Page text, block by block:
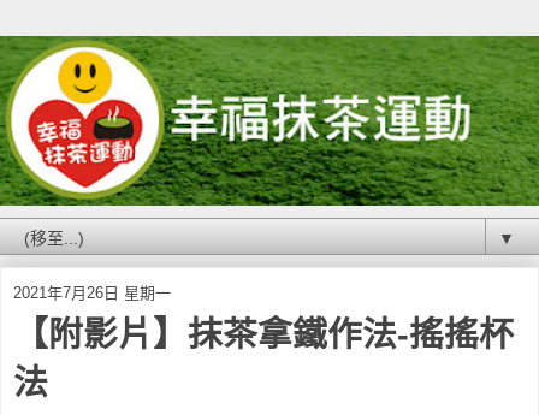
▼
2021年7月26日 星期一
【附影片】抹茶拿鐵作法-搖搖杯
法